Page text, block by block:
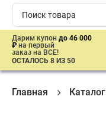
Дарим купон до 46 000
₽ на первый
заказ на ВСЕ!
ОСТАЛОСЬ 8 ИЗ 50
Главная Каталог